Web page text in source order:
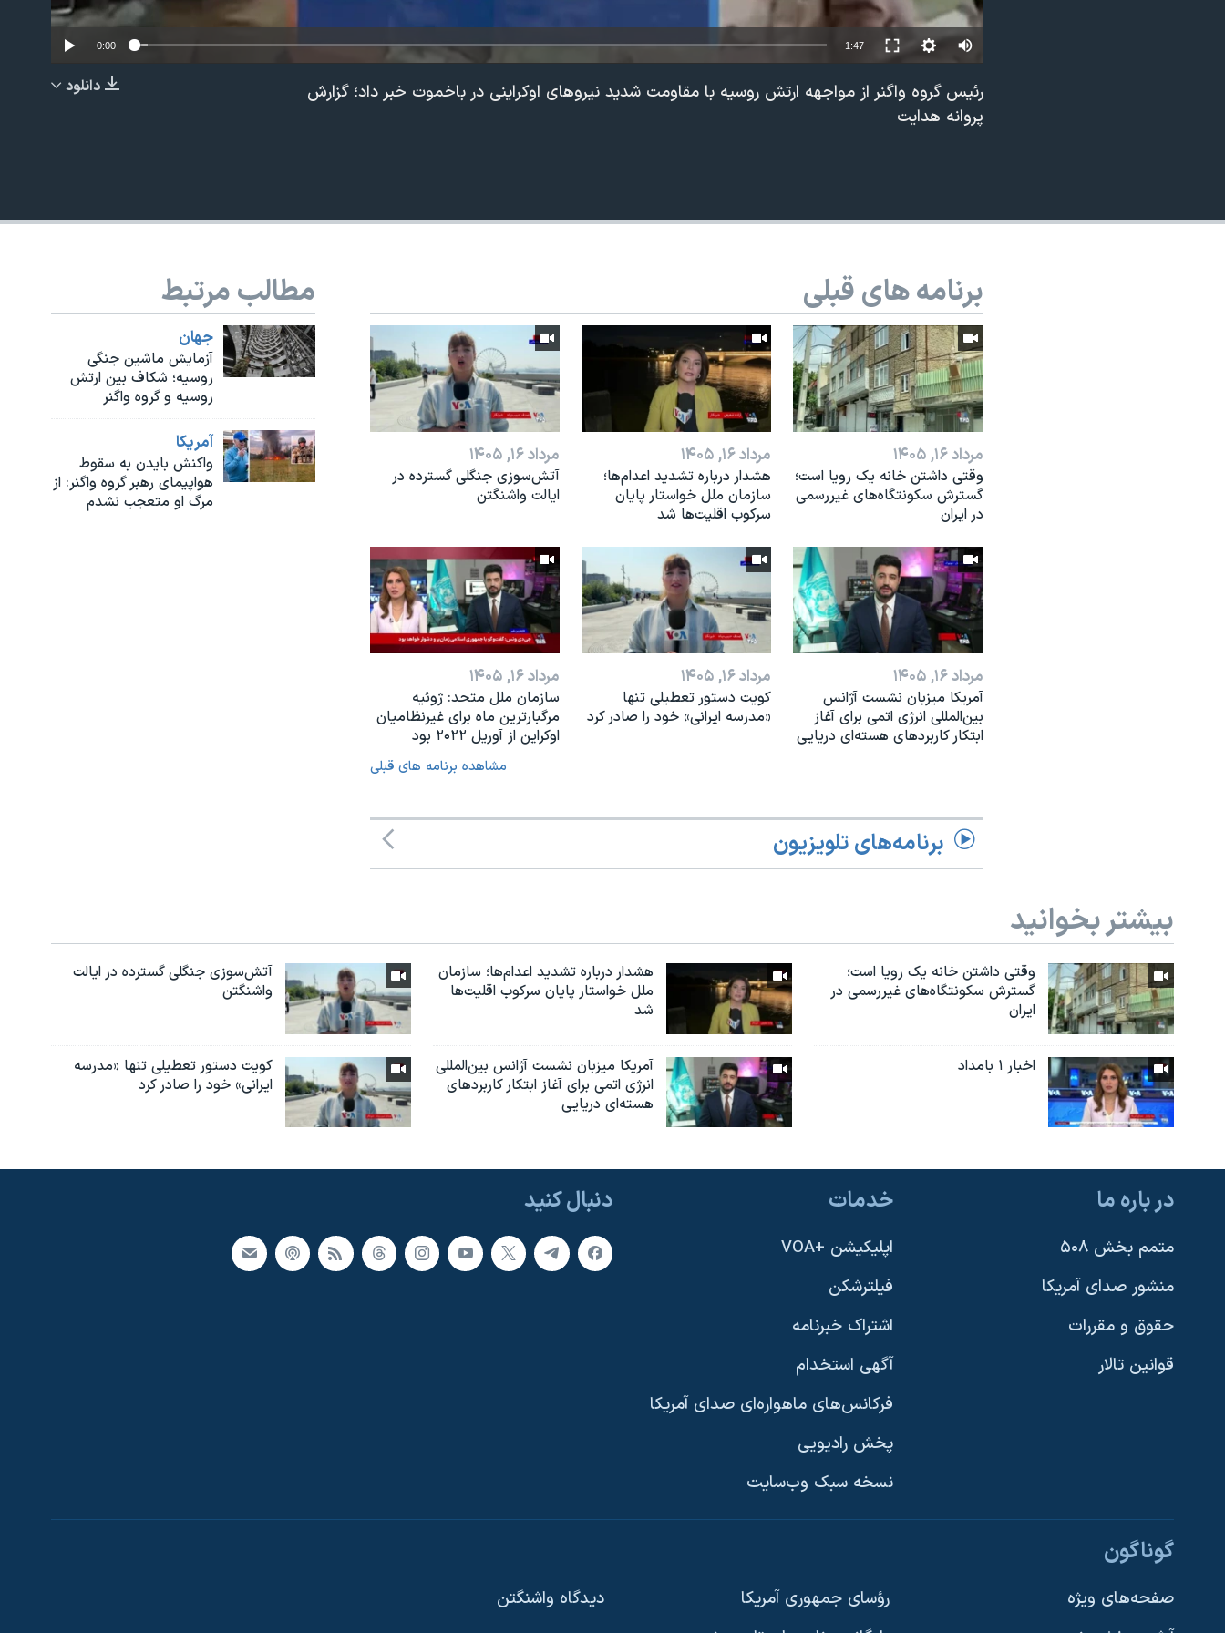
دنبال کنید
EMBED
0:00 1:47
دانلود
رئیس گروه واگنر از مواجهه ارتش روسیه با مقاومت شدید نیروهای اوکراینی در باخموت خبر داد؛ گزارش
پروانه هدایت
مطالب مرتبط
جهان
آزمایش ماشین جنگی
روسیه؛ شکاف بین ارتش
روسیه و گروه واگنر
آمريکا
واکنش بایدن به سقوط
هواپیمای رهبر گروه واگنر: از
مرگ او متعجب نشدم
برنامه های قبلی
مرداد ۱۶, ۱۴۰۵
وقتی داشتن خانه یک رویا است؛
گسترش سکونتگاه‌های غیررسمی
در ایران
مرداد ۱۶, ۱۴۰۵
هشدار درباره تشدید اعدام‌ها؛
سازمان ملل خواستار پایان
سرکوب اقلیت‌ها شد
مرداد ۱۶, ۱۴۰۵
آتش‌سوزی جنگلی گسترده در
ایالت واشنگتن
مرداد ۱۶, ۱۴۰۵
آمریکا میزبان نشست آژانس
بین‌المللی انرژی اتمی برای آغاز
ابتکار کاربردهای هسته‌ای دریایی
مرداد ۱۶, ۱۴۰۵
کویت دستور تعطیلی تنها
«مدرسه ایرانی» خود را صادر کرد
مرداد ۱۶, ۱۴۰۵
سازمان ملل متحد: ژوئیه
مرگبارترین ماه برای غیرنظامیان
اوکراین از آوریل ۲۰۲۲ بود
مشاهده برنامه های قبلی
برنامه‌های تلویزیون
بیشتر بخوانید
وقتی داشتن خانه یک رویا است؛
گسترش سکونتگاه‌های غیررسمی در
ایران
هشدار درباره تشدید اعدام‌ها؛ سازمان
ملل خواستار پایان سرکوب اقلیت‌ها
شد
آتش‌سوزی جنگلی گسترده در ایالت
واشنگتن
اخبار ۱ بامداد
آمریکا میزبان نشست آژانس بین‌المللی
انرژی اتمی برای آغاز ابتکار کاربردهای
هسته‌ای دریایی
کویت دستور تعطیلی تنها «مدرسه
ایرانی» خود را صادر کرد
دنبال کنید در باره ما
متمم بخش ۵۰۸
منشور صدای آمریکا
حقوق و مقررات
قوانین تالار
خدمات
اپلیکیشن +VOA
فیلترشکن
اشتراک خبرنامه
آگهی استخدام
فرکانس‌های ماهواره‌ای صدای آمریکا
پخش رادیویی
نسخه سبک وب‌سایت
گوناگون
صفحه‌های ویژه
رؤسای جمهوری آمریکا
دیدگاه‌ واشنگتن